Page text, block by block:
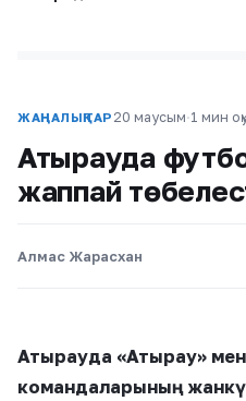
ЖАҢАЛЫҚТАР 20 маусым·1 мин
Атырауда
жаппай
Алмас Жарасхан
Атырауда «Атырау» мен
командаларының